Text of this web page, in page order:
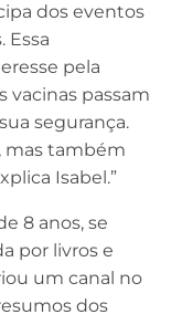
dos eventos
Essa
pela
vacinas passam
segurança.
mas também
Isabel.”
8 anos, se
por livros e
um canal no
dos